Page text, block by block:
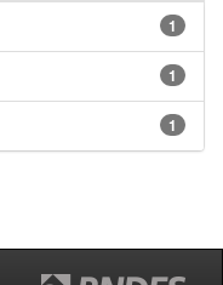
1
1
1